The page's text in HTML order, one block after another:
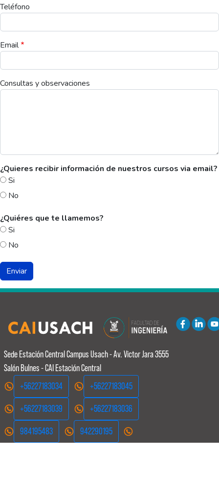
Teléfono
Email
Consultas y observaciones
¿Quieres recibir información de nuestros cursos via email?
Si
No
¿Quiéres que te llamemos?
Si
No
Sede Estación Central Campus Usach - Av. Victor Jara 3555
Salón Bulnes - CAI Estación Central
+56227183034
+56227183045
+56227183039 +56227183036
984195483 942290195